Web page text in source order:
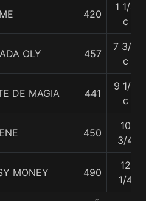
420
1 1/4
c
OLY 457
7 3/4
c
DE MAGIA 441
9 1/2
c
450
10
3/4
MONEY 490
12
1/4